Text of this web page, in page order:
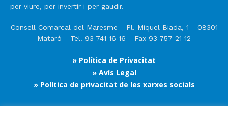
per viure, per invertir i per gaudir.
Consell Comarcal del Maresme - Pl. Miquel Biada, 1 - 08301
Mataró - Tel. 93 741 16 16 - Fax 93 757 21 12
» Política de Privacitat
» Avís Legal
» Política de privacitat de les xarxes socials